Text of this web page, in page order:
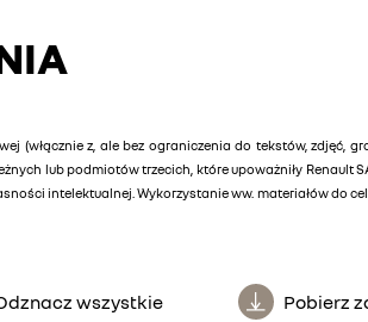
(włącznie z, ale bez ograniczenia do tekstów,
lub podmiotów trzecich, które upoważniły
intelektualnej. Wykorzystanie ww. materiałów do
wszystkie Pobierz